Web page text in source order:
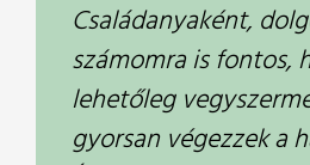
Családanyaként,
számomra is fontos,
lehetőleg
gyorsan végezzek a